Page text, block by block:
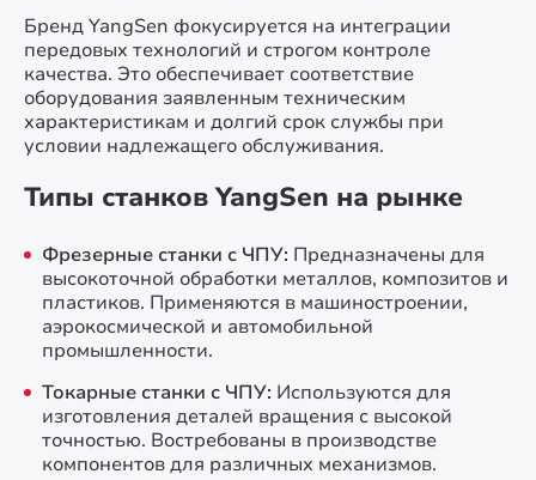
Бренд YangSen фокусируется на интеграции
передовых технологий и строгом контроле
качества. Это обеспечивает соответствие
оборудования заявленным техническим
характеристикам и долгий срок службы при
условии надлежащего обслуживания.
Типы станков YangSen на рынке
Фрезерные станки с ЧПУ: Предназначены для
высокоточной обработки металлов, композитов и
пластиков. Применяются в машиностроении,
аэрокосмической и автомобильной
промышленности.
Токарные станки с ЧПУ: Используются для
изготовления деталей вращения с высокой
точностью. Востребованы в производстве
компонентов для различных механизмов.